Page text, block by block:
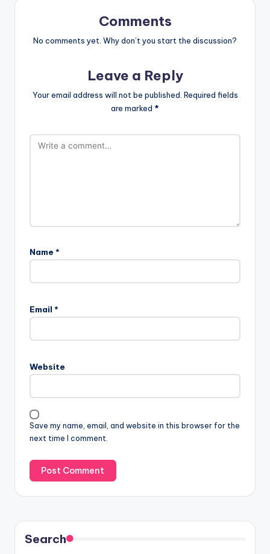
Comments
No comments yet. Why don’t you start the discussion?
Leave a Reply
Your email address will not be published. Required fields
are marked *
Name *
Email *
Website
Save my name, email, and website in this browser for the
next time I comment.
Search